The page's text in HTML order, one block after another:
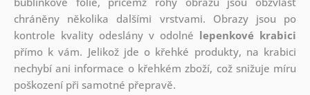
chráněny několika dalšími vrstvami. Obrazy jsou po
kontrole kvality odeslány v odolné lepenkové krabici
přímo k vám. Jelikož jde o křehké produkty, na krabici
nechybí ani informace o křehkém zboží, což snižuje míru
poškození při samotné přepravě.